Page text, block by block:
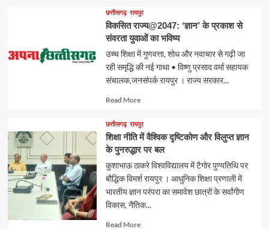
about
छत्तीसगढ़ रायपुर
विकसित राज्य@2047: ‘ज्ञान’ के प्रकाश से
संवरता युवाओं का भविष्य
उच्च शिक्षा में गुणवत्ता, शोध और नवाचार से गढ़ी जा
रही समृद्धि की नई गाथा • विष्णु प्रसाद वर्मा सहायक
संचालक,जनसंपर्क रायपुर । राज्य सरकार...
Read MoreRead
about
छत्तीसगढ़ रायपुर
शिक्षा नीति में वैश्विक दृष्टिकोण और विलुप्त ज्ञान
के पुनरुद्धार पर बल
कुशाभाऊ ठाकरे विश्वविद्यालय में टैगोर पुण्यतिथि पर
बौद्धिक विमर्श रायपुर । आधुनिक शिक्षा प्रणाली में
भारतीय ज्ञान परंपरा का समावेश छात्रों के सर्वांगीण
विकास, नैतिक...
Read MoreRead